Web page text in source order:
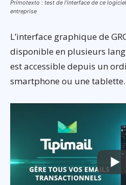
Primotexto : test de l’interface de ce
entreprise
L’interface graphique de
disponible en plusieurs
est accessible depuis un
smartphone ou une tablette.